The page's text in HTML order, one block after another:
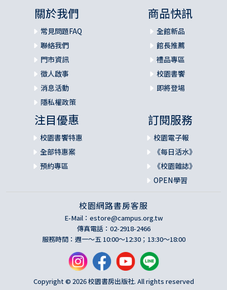
關於我們
常見問題FAQ
聯絡我們
門市資訊
徵人啟事
消息活動
隱私權政策
商品快訊
全館新品
館長推薦
禮品專區
校園書饗
即將登場
注目優惠
校園書饗特惠
全部特惠案
預約專區
訂閱服務
校園電子報
《每日活水》
《校園雜誌》
OPEN學習
校園網路書房客服
E-Mail： estore@campus.org.tw
傳真電話：02-2918-2466
服務時間：週一～五 10:00～12:30；13:30～18:00
Copyright © 2026 校園書房出版社. All rights reserved